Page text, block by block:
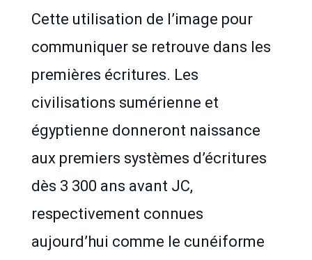
Cette utilisation de l’image pour
communiquer se retrouve dans les
premières écritures. Les
civilisations sumérienne et
égyptienne donneront naissance
aux premiers systèmes d’écritures
dès 3 300 ans avant JC,
respectivement connues
aujourd’hui comme le cunéiforme